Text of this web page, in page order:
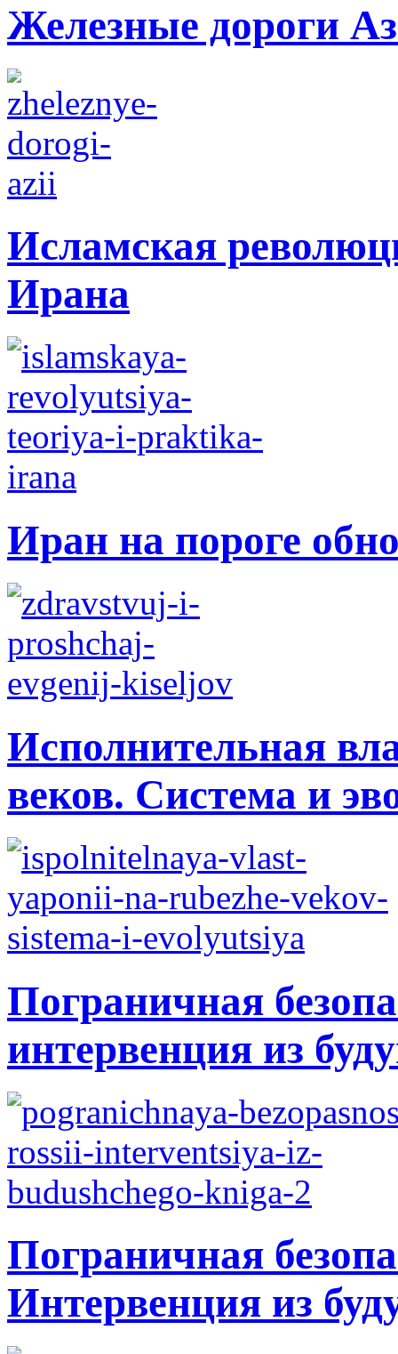
Железные дороги
Исламская
Ирана
Иран на пороге
Исполнительная
веков. Система и
Пограничная
интервенция из
Пограничная
Интервенция из